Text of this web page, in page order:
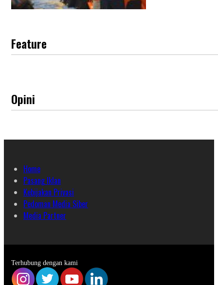
Feature
Opini
Home
Pasang Iklan
Kebijakan Privasi
Pedoman Media Siber
Media Partner
Terhubung dengan kami